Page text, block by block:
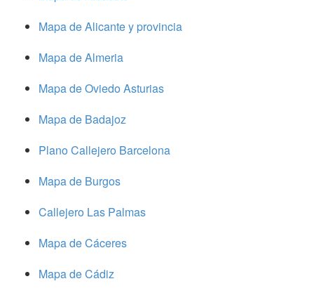
Mapa de Alicante y provincia
Mapa de Almeria
Mapa de Oviedo Asturias
Mapa de Badajoz
Plano Callejero Barcelona
Mapa de Burgos
Callejero Las Palmas
Mapa de Cáceres
Mapa de Cádiz